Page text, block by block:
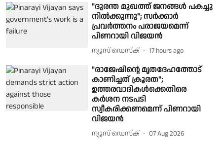
"ദുരന്ത മുഖത്ത് ജനങ്ങൾ പകച്ചു
നിൽക്കുന്നു"; സർക്കാർ
പ്രവർത്തനം പരാജയമെന്ന്
പിണറായി വിജയൻ
ന്യൂസ് ഡെസ്ക് 17 hours ago
"രാജേഷിൻ്റെ മൃതദേഹത്തോട്
കാണിച്ചത് ക്രൂരത";
ഉത്തരവാദികൾക്കെതിരെ
കർശന നടപടി
സ്വീകരിക്കണമെന്ന് പിണറായി
വിജയൻ
ന്യൂസ് ഡെസ്ക് 07 Aug 2026